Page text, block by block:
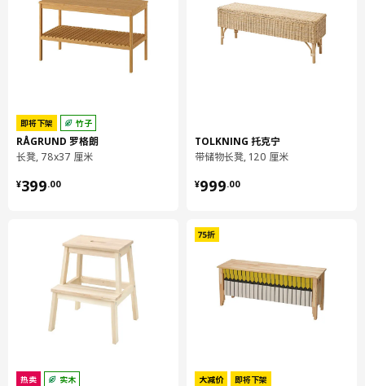
即将下架 竹子
RÅGRUND 罗格朗
长凳, 78x37 厘米
¥399.00
¥ 399.00
热卖 实木
TOLKNING 托克宁
带储物长凳, 120 厘米
¥999.00
¥ 999.00
大减价 即将下架